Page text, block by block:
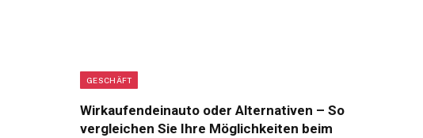
GESCHÄFT
Wirkaufendeinauto oder Alternativen – So
vergleichen Sie Ihre Möglichkeiten beim